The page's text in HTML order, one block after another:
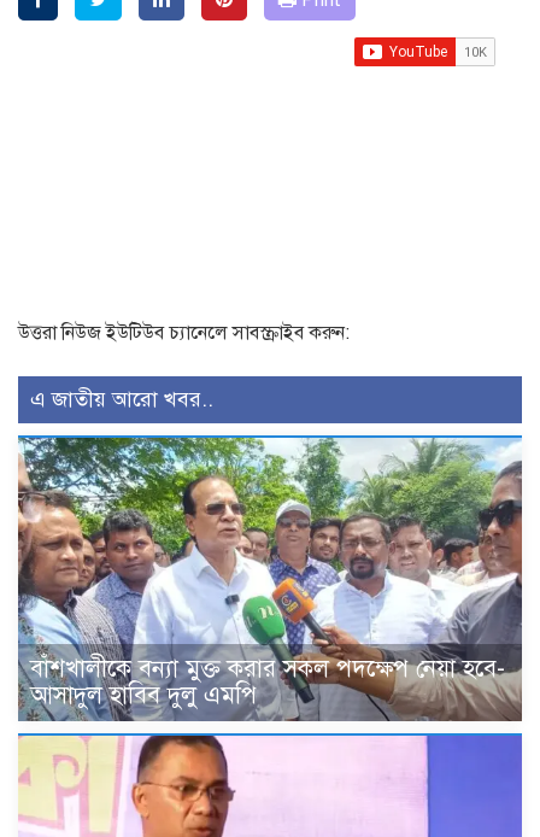
উত্তরা নিউজ ইউটিউব চ্যানেলে সাবস্ক্রাইব করুন:
এ জাতীয় আরো খবর..
বাঁশখালীকে বন্যা মুক্ত করার সকল পদক্ষেপ নেয়া হবে-
আসাদুল হাবিব দুলু এমপি